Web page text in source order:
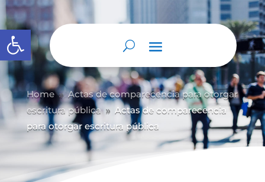
Abrir barra de herramientas
Home 9 Actas de comparecencia para otorgar
escritura pública
9 Actas de comparecencia
para otorgar escritura pública